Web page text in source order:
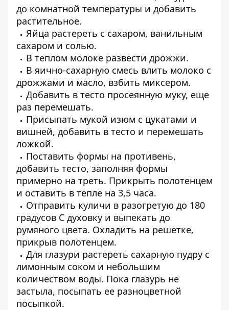
до комнатной температуры и добавить
растительное.
Яйца растереть с сахаром, ванильным
сахаром и солью.
В теплом молоке развести дрожжи.
В яично-сахарную смесь влить молоко с
дрожжами и масло, взбить миксером.
Добавить в тесто просеянную муку, еще
раз перемешать.
Присыпать мукой изюм с цукатами и
вишней, добавить в тесто и перемешать
ложкой.
Поставить формы на противень,
добавить тесто, заполняя формы
примерно на треть. Прикрыть полотенцем
и оставить в тепле на 3,5 часа.
Отправить куличи в разогретую до 180
градусов С духовку и выпекать до
румяного цвета. Охладить на решетке,
прикрыв полотенцем.
Для глазури растереть сахарную пудру с
лимонным соком и небольшим
количеством воды. Пока глазурь не
застыла, посыпать ее разноцветной
посыпкой.